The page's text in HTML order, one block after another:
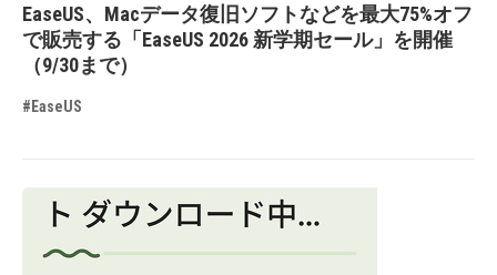
EaseUS、Macデータ復旧ソフトなどを最大75%オフ
で販売する「EaseUS 2026 新学期セール」を開催
（9/30まで）
#EaseUS